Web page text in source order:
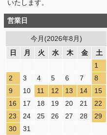
いたします。
営業日
今月(2026年8月)
日
月 火 水 木 金
土
1
2
3 4 5 6 7
8
9
10 11 12 13 14
15
16
17 18 19 20 21
22
23
24 25 26 27 28
29
30
31